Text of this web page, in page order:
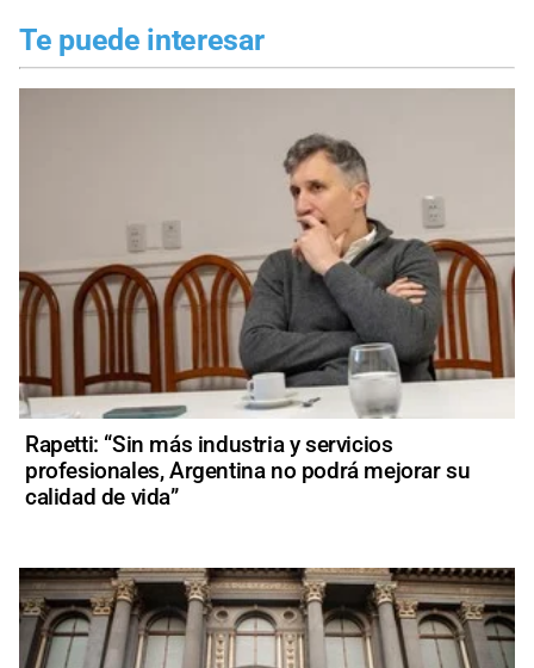
Te puede interesar
Rapetti: “Sin más industria y servicios
profesionales, Argentina no podrá mejorar su
calidad de vida”